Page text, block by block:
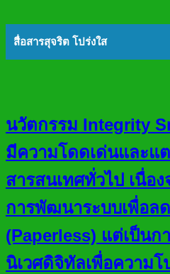
สื่อสารสุจริต โปร่งใส
นวัตกรรม Integrity
มีความโดดเด่นและแ
สารสนเทศทั่วไป เนื่อง
การพัฒนาระบบเพื่อล
(Paperless) แต่เป็นก
นิเวศดิจิทัลเพื่อความโ